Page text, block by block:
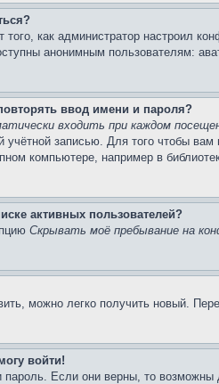
того, как администратор настроил
анонимным пользователям:
ввод имени и пароля?
входить при каждом
учётной записью. Для того чтобы
компьютере, например в
активных пользователей?
Скрывать моё пребывание на
можно легко получить новый.
войти!
пароль. Если они верны, то